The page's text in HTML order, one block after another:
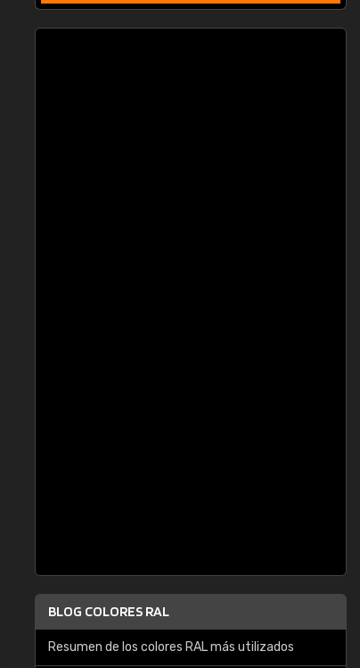
BLOG COLORES RAL
Resumen de los colores RAL más utilizados